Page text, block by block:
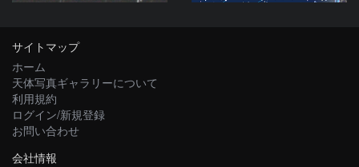
サイトマップ
ホーム
天体写真ギャラリーについて
利用規約
ログイン/新規登録
お問い合わせ
会社情報